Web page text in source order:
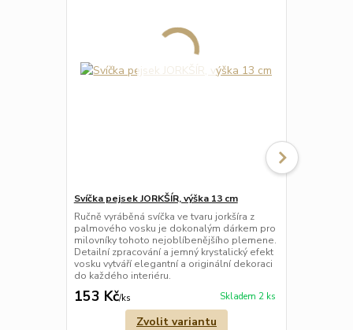
Svíčka pejsek JORKŠÍR, výška 13 cm
Ručně vyráběná svíčka ve tvaru jorkšíra z
palmového vosku je dokonalým dárkem pro
milovníky tohoto nejoblíbenějšího plemene.
Detailní zpracování a jemný krystalický efekt
vosku vytváří elegantní a originální dekoraci
do každého interiéru.
153 Kč/ks Skladem 2 ks
Zvolit variantu